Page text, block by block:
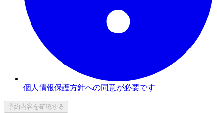
個人情報保護方針への同意が必要です
予約内容を確認する